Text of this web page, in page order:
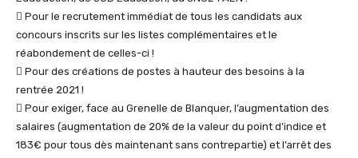
 Pour le recrutement immédiat de tous les candidats aux
concours inscrits sur les listes complémentaires et le
réabondement de celles-ci !
 Pour des créations de postes à hauteur des besoins à la
rentrée 2021 !
 Pour exiger, face au Grenelle de Blanquer, l’augmentation des
salaires (augmentation de 20% de la valeur du point d’indice et
183€ pour tous dès maintenant sans contrepartie) et l’arrêt des